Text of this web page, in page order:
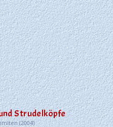
Strudelköpfe
(2004)